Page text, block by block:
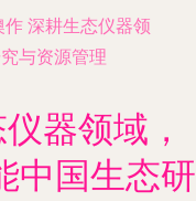
作 深耕生态仪器领
与资源管理
器领域，
中国生态研